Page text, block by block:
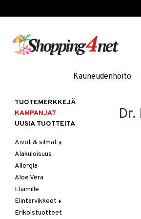
Kauneudenhoito
TUOTEMERKKEJÄ
KAMPANJAT
UUSIA TUOTTEITA
Aivot & silmät
Muisti
Rasvahapot
Silmät
Alakuloisuus
Allergia
Aloe Vera
Eläimille
Elintarvikkeet
Hedelmät & pähkinät
Erikoistuotteet